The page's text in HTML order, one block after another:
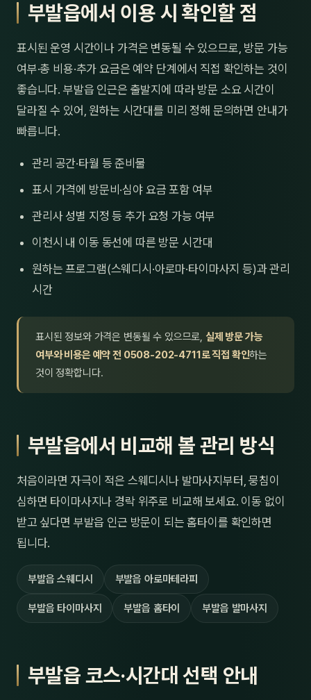
부발읍에서 이용 시 확인할 점
표시된 운영 시간이나 가격은 변동될 수 있으므로, 방문 가능
여부·총 비용·추가 요금은 예약 단계에서 직접 확인하는 것이
좋습니다. 부발읍 인근은 출발지에 따라 방문 소요 시간이
달라질 수 있어, 원하는 시간대를 미리 정해 문의하면 안내가
빠릅니다.
관리 공간·타월 등 준비물
표시 가격에 방문비·심야 요금 포함 여부
관리사 성별 지정 등 추가 요청 가능 여부
이천시 내 이동 동선에 따른 방문 시간대
원하는 프로그램(스웨디시·아로마·타이마사지 등)과 관리
시간
표시된 정보와 가격은 변동될 수 있으므로, 실제 방문 가능
여부와 비용은 예약 전 0508-202-4711로 직접 확인하는
것이 정확합니다.
부발읍에서 비교해 볼 관리 방식
처음이라면 자극이 적은 스웨디시나 발마사지부터, 뭉침이
심하면 타이마사지나 경락 위주로 비교해 보세요. 이동 없이
받고 싶다면 부발읍 인근 방문이 되는 홈타이를 확인하면
됩니다.
부발읍 스웨디시 부발읍 아로마테라피
부발읍 타이마사지 부발읍 홈타이 부발읍 발마사지
부발읍 코스·시간대 선택 안내